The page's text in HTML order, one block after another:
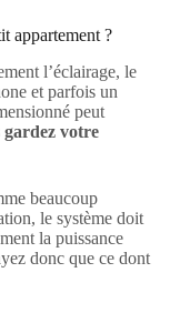
appartement ?
l’éclairage, le
et parfois un
peut
gardez votre
beaucoup
le système doit
la puissance
donc que ce dont